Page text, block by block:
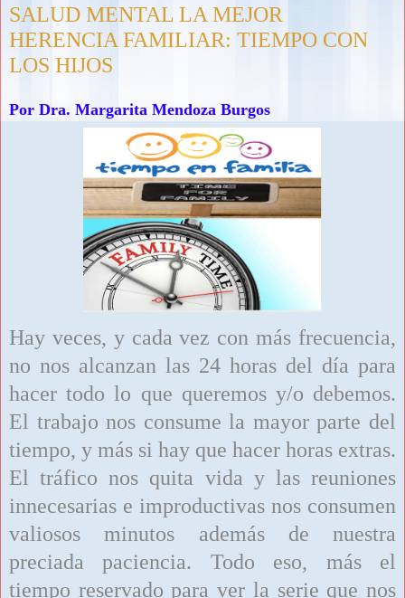
SALUD MENTAL LA MEJOR
HERENCIA FAMILIAR: TIEMPO CON
LOS HIJOS
Por Dra. Margarita Mendoza Burgos
Hay veces, y cada vez con más frecuencia,
no nos alcanzan las 24 horas del día para
hacer todo lo que queremos y/o debemos.
El trabajo nos consume la mayor parte del
tiempo, y más si hay que hacer horas extras.
El tráfico nos quita vida y las reuniones
innecesarias e improductivas nos consumen
valiosos minutos además de nuestra
preciada paciencia. Todo eso, más el
tiempo reservado para ver la serie que nos